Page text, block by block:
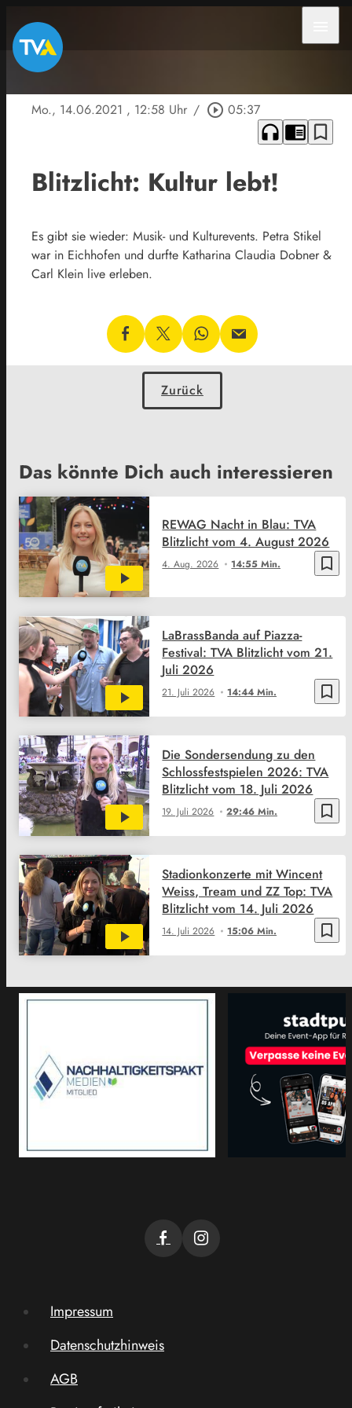
Mo., 14.06.2021 , 12:58 Uhr / play_circle_outline 05:37
headphones chrome_reader_mode bookmark_border
Blitzlicht: Kultur lebt!
Es gibt sie wieder: Musik- und Kulturevents. Petra Stikel
war in Eichhofen und durfte Katharina Claudia Dobner &
Carl Klein live erleben.
Zurück
Das könnte Dich auch interessieren
bookmark_border
4. Aug. 2026 14:55 Min.
REWAG Nacht in Blau: TVA
Blitzlicht vom 4. August 2026
bookmark_border
21. Juli 2026 14:44 Min.
LaBrassBanda auf Piazza-
Festival: TVA Blitzlicht vom 21.
Juli 2026
bookmark_border
19. Juli 2026 29:46 Min.
Die Sondersendung zu den
Schlossfestspielen 2026: TVA
Blitzlicht vom 18. Juli 2026
bookmark_border
14. Juli 2026 15:06 Min.
Stadionkonzerte mit Wincent
Weiss, Tream und ZZ Top: TVA
Blitzlicht vom 14. Juli 2026
Impressum
Datenschutzhinweis
AGB